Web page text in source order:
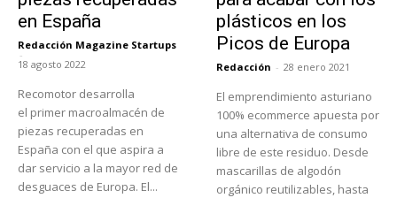
en España
Redacción Magazine Startups
-
18 agosto 2022
Recomotor desarrolla
el primer macroalmacén de
piezas recuperadas en
España con el que aspira a
dar servicio a la mayor red de
desguaces de Europa. El...
plásticos en los
Picos de Europa
Redacción - 28 enero 2021
El emprendimiento asturiano
100% ecommerce apuesta por
una alternativa de consumo
libre de este residuo. Desde
mascarillas de algodón
orgánico reutilizables, hasta